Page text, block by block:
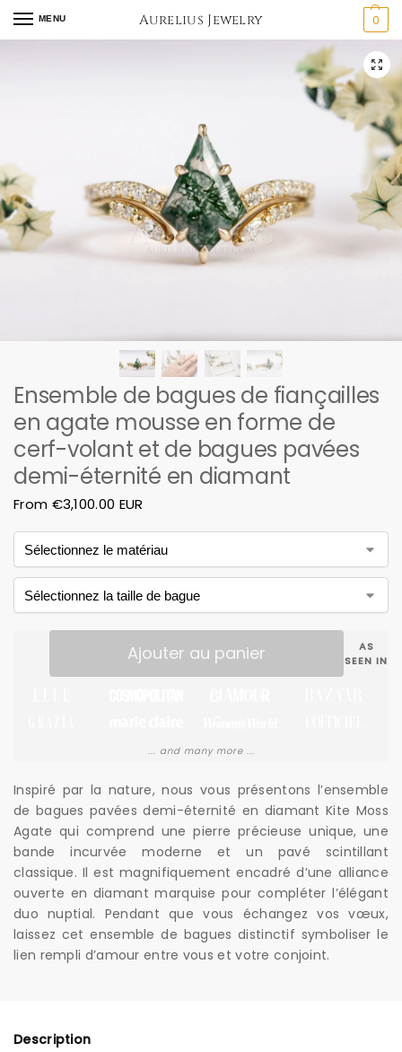
MENU Aurelius Jewelry 0
Ensemble de bagues de fiançailles
en agate mousse en forme de
cerf-volant et de bagues pavées
demi-éternité en diamant
From €3,100.00 EUR
Inspiré par la nature, nous vous présentons l’ensemble
de bagues pavées demi-éternité en diamant Kite Moss
Agate qui comprend une pierre précieuse unique, une
bande incurvée moderne et un pavé scintillant
classique. Il est magnifiquement encadré d’une alliance
ouverte en diamant marquise pour compléter l’élégant
duo nuptial. Pendant que vous échangez vos vœux,
laissez cet ensemble de bagues distinctif symboliser le
lien rempli d’amour entre vous et votre conjoint.
Ajouter au panier
AS
SEEN IN
... and many more ...
Description